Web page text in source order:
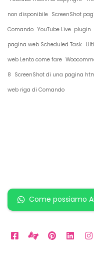
non disponibile ScreenShot
Comando YouTube Live plugin
pagina web Scheduled Task
web Lento come fare
8 ScreenShot di una pagina
web riga di Comando
Come possiamo